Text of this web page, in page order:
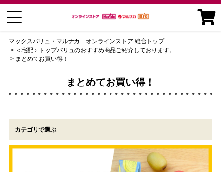
マックスバリュ・マルナカ オンラインストア 総合トップ
＜宅配＞トップバリュのおすすめ商品ご紹介しております。
まとめてお買い得！
まとめてお買い得！
カテゴリで選ぶ